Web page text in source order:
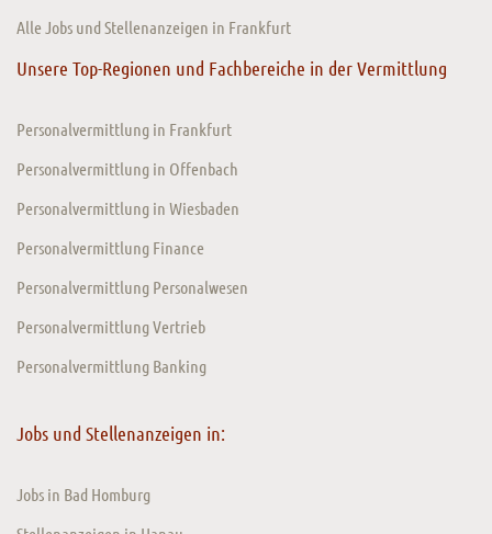
Alle Jobs und Stellenanzeigen in Frankfurt
Unsere Top-Regionen und Fachbereiche in der Vermittlung
Personalvermittlung in Frankfurt
Personalvermittlung in Offenbach
Personalvermittlung in Wiesbaden
Personalvermittlung Finance
Personalvermittlung Personalwesen
Personalvermittlung Vertrieb
Personalvermittlung Banking
Jobs und Stellenanzeigen in:
Jobs in Bad Homburg